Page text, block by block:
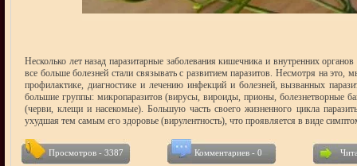
Несколько лет назад паразитарные заболевания кишечника и внутренних
все больше болезней стали связывать с развитием паразитов. Несмотря на
профилактике, диагностике и лечению инфекций и болезней, вызванных
большие группы: микропаразитов (вирусы, вироиды, прионы, болезнетворные
(черви, клещи и насекомые). Большую часть своего жизненного цикла
ухудшая тем самым его здоровье (вирулентность), что проявляется в виде
Просмотров - 3387 Комментариев - 0